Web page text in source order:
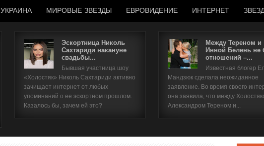
УКРАИНА МИРОВЫЕ ЗВЕЗДЫ ЕВРОВИДЕНИЕ ИНТЕРНЕТ
Эскортница Николь
Сахтариди накануне
свадьбы...
Бывшая участница шоу
«Холостяк» Николь Сахтариди активно
зачищает интернет от любых
упоминаний о ее эскортном прошлом.
Казалось бы, зачем ей это?
Между Тереном и
Инной Белень не
отношений –...
Известная блогер
Мандзюк сделала неожиданное
заявление. Во время своего
она заявила, что между
Александром Тереном и...
Имя пользователя